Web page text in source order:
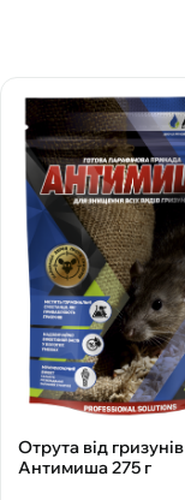
Отрута від гризунів
Антимиша 275 г